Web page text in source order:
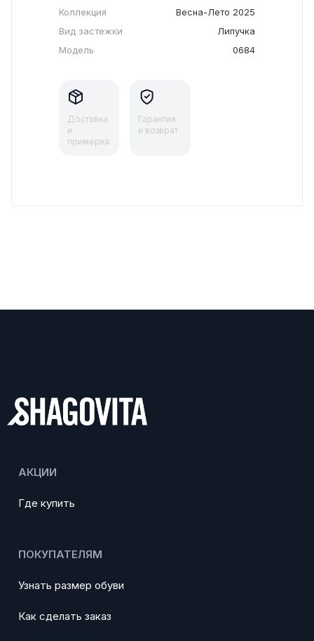
Коллекция
Весна-Лето 2025
Вид застежки
Липучка
Модель
0684
Доставка
и
примерка
Гарантия
и возврат
АКЦИИ
Где купить
ПОКУПАТЕЛЯМ
Узнать размер обуви
Как сделать заказ